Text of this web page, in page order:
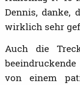
Dennis, danke,
wirklich sehr
Auch die
von einem